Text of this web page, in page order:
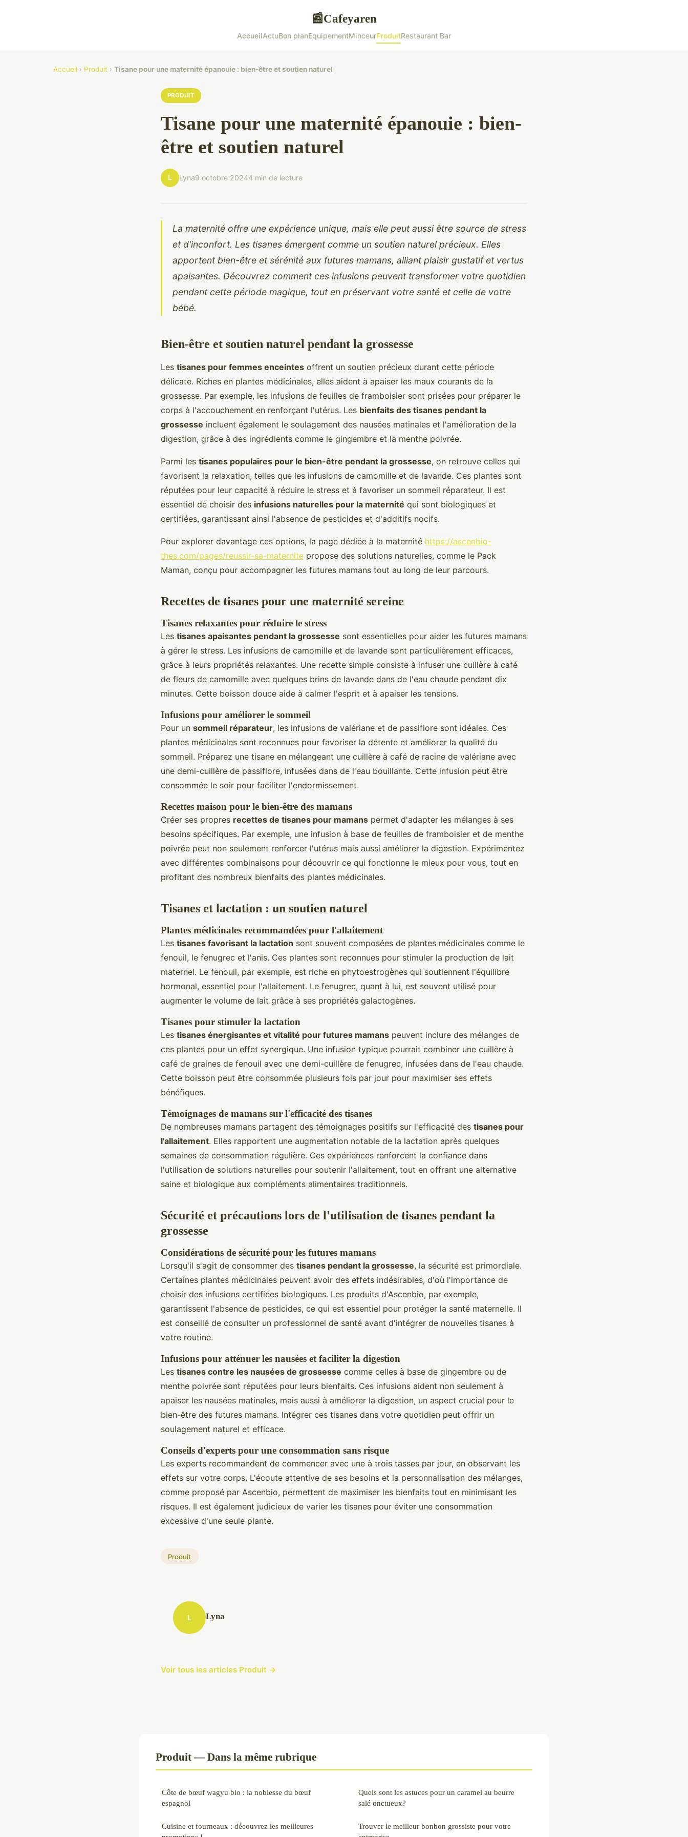
📰Cafeyaren
AccueilActuBon planEquipementMinceurProduitRestaurant Bar
Accueil › Produit › Tisane pour une maternité épanouie : bien-être et soutien naturel
PRODUIT
Tisane pour une maternité épanouie : bien-
être et soutien naturel
L Lyna9 octobre 20244 min de lecture
La maternité offre une expérience unique, mais elle peut aussi être source de stress
et d'inconfort. Les tisanes émergent comme un soutien naturel précieux. Elles
apportent bien-être et sérénité aux futures mamans, alliant plaisir gustatif et vertus
apaisantes. Découvrez comment ces infusions peuvent transformer votre quotidien
pendant cette période magique, tout en préservant votre santé et celle de votre
bébé.
Bien-être et soutien naturel pendant la grossesse
Les tisanes pour femmes enceintes offrent un soutien précieux durant cette période
délicate. Riches en plantes médicinales, elles aident à apaiser les maux courants de la
grossesse. Par exemple, les infusions de feuilles de framboisier sont prisées pour préparer le
corps à l'accouchement en renforçant l'utérus. Les bienfaits des tisanes pendant la
grossesse incluent également le soulagement des nausées matinales et l'amélioration de la
digestion, grâce à des ingrédients comme le gingembre et la menthe poivrée.
Parmi les tisanes populaires pour le bien-être pendant la grossesse, on retrouve celles qui
favorisent la relaxation, telles que les infusions de camomille et de lavande. Ces plantes sont
réputées pour leur capacité à réduire le stress et à favoriser un sommeil réparateur. Il est
essentiel de choisir des infusions naturelles pour la maternité qui sont biologiques et
certifiées, garantissant ainsi l'absence de pesticides et d'additifs nocifs.
Pour explorer davantage ces options, la page dédiée à la maternité https://ascenbio-
thes.com/pages/reussir-sa-maternite propose des solutions naturelles, comme le Pack
Maman, conçu pour accompagner les futures mamans tout au long de leur parcours.
Recettes de tisanes pour une maternité sereine
Tisanes relaxantes pour réduire le stress
Les tisanes apaisantes pendant la grossesse sont essentielles pour aider les futures mamans
à gérer le stress. Les infusions de camomille et de lavande sont particulièrement efficaces,
grâce à leurs propriétés relaxantes. Une recette simple consiste à infuser une cuillère à café
de fleurs de camomille avec quelques brins de lavande dans de l'eau chaude pendant dix
minutes. Cette boisson douce aide à calmer l'esprit et à apaiser les tensions.
Infusions pour améliorer le sommeil
Pour un sommeil réparateur, les infusions de valériane et de passiflore sont idéales. Ces
plantes médicinales sont reconnues pour favoriser la détente et améliorer la qualité du
sommeil. Préparez une tisane en mélangeant une cuillère à café de racine de valériane avec
une demi-cuillère de passiflore, infusées dans de l'eau bouillante. Cette infusion peut être
consommée le soir pour faciliter l'endormissement.
Recettes maison pour le bien-être des mamans
Créer ses propres recettes de tisanes pour mamans permet d'adapter les mélanges à ses
besoins spécifiques. Par exemple, une infusion à base de feuilles de framboisier et de menthe
poivrée peut non seulement renforcer l'utérus mais aussi améliorer la digestion. Expérimentez
avec différentes combinaisons pour découvrir ce qui fonctionne le mieux pour vous, tout en
profitant des nombreux bienfaits des plantes médicinales.
Tisanes et lactation : un soutien naturel
Plantes médicinales recommandées pour l'allaitement
Les tisanes favorisant la lactation sont souvent composées de plantes médicinales comme le
fenouil, le fenugrec et l'anis. Ces plantes sont reconnues pour stimuler la production de lait
maternel. Le fenouil, par exemple, est riche en phytoestrogènes qui soutiennent l'équilibre
hormonal, essentiel pour l'allaitement. Le fenugrec, quant à lui, est souvent utilisé pour
augmenter le volume de lait grâce à ses propriétés galactogènes.
Tisanes pour stimuler la lactation
Les tisanes énergisantes et vitalité pour futures mamans peuvent inclure des mélanges de
ces plantes pour un effet synergique. Une infusion typique pourrait combiner une cuillère à
café de graines de fenouil avec une demi-cuillère de fenugrec, infusées dans de l'eau chaude.
Cette boisson peut être consommée plusieurs fois par jour pour maximiser ses effets
bénéfiques.
Témoignages de mamans sur l'efficacité des tisanes
De nombreuses mamans partagent des témoignages positifs sur l'efficacité des tisanes pour
l'allaitement. Elles rapportent une augmentation notable de la lactation après quelques
semaines de consommation régulière. Ces expériences renforcent la confiance dans
l'utilisation de solutions naturelles pour soutenir l'allaitement, tout en offrant une alternative
saine et biologique aux compléments alimentaires traditionnels.
Sécurité et précautions lors de l'utilisation de tisanes pendant la
grossesse
Considérations de sécurité pour les futures mamans
Lorsqu'il s'agit de consommer des tisanes pendant la grossesse, la sécurité est primordiale.
Certaines plantes médicinales peuvent avoir des effets indésirables, d'où l'importance de
choisir des infusions certifiées biologiques. Les produits d'Ascenbio, par exemple,
garantissent l'absence de pesticides, ce qui est essentiel pour protéger la santé maternelle. Il
est conseillé de consulter un professionnel de santé avant d'intégrer de nouvelles tisanes à
votre routine.
Infusions pour atténuer les nausées et faciliter la digestion
Les tisanes contre les nausées de grossesse comme celles à base de gingembre ou de
menthe poivrée sont réputées pour leurs bienfaits. Ces infusions aident non seulement à
apaiser les nausées matinales, mais aussi à améliorer la digestion, un aspect crucial pour le
bien-être des futures mamans. Intégrer ces tisanes dans votre quotidien peut offrir un
soulagement naturel et efficace.
Conseils d'experts pour une consommation sans risque
Les experts recommandent de commencer avec une à trois tasses par jour, en observant les
effets sur votre corps. L'écoute attentive de ses besoins et la personnalisation des mélanges,
comme proposé par Ascenbio, permettent de maximiser les bienfaits tout en minimisant les
risques. Il est également judicieux de varier les tisanes pour éviter une consommation
excessive d'une seule plante.
Produit
L Lyna
Voir tous les articles Produit →
Produit — Dans la même rubrique
Côte de bœuf wagyu bio : la noblesse du bœuf
espagnol
Cuisine et fourneaux : découvrez les meilleures
Quels sont les astuces pour un caramel au beurre
salé onctueux?
Trouver le meilleur bonbon grossiste pour votre